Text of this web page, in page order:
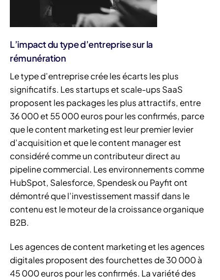
L’impact du type d’entreprise sur la
rémunération
Le type d’entreprise crée les écarts les plus
significatifs. Les startups et scale-ups SaaS
proposent les packages les plus attractifs, entre
36 000 et 55 000 euros pour les confirmés, parce
que le content marketing est leur premier levier
d’acquisition et que le content manager est
considéré comme un contributeur direct au
pipeline commercial. Les environnements comme
HubSpot, Salesforce, Spendesk ou Payfit ont
démontré que l’investissement massif dans le
contenu est le moteur de la croissance organique
B2B.
Les agences de content marketing et les agences
digitales proposent des fourchettes de 30 000 à
45 000 euros pour les confirmés. La variété des